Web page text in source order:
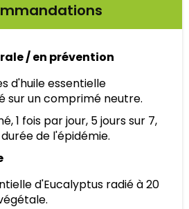
/ en prévention
d'huile essentielle
sur un comprimé neutre.
1 fois par jour, 5 jours sur 7,
de l'épidémie.
d'Eucalyptus radié à 20